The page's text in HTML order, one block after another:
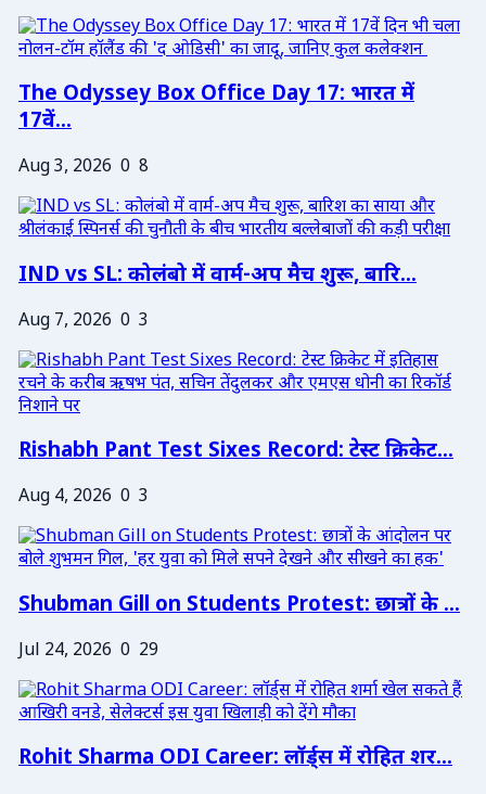
The Odyssey Box Office Day 17: भारत में
17वें...
Aug 3, 2026 0 8
IND vs SL: कोलंबो में वार्म-अप मैच शुरू, बारि...
Aug 7, 2026 0 3
Rishabh Pant Test Sixes Record: टेस्ट क्रिकेट...
Aug 4, 2026 0 3
Shubman Gill on Students Protest: छात्रों के ...
Jul 24, 2026 0 29
Rohit Sharma ODI Career: लॉर्ड्स में रोहित शर...